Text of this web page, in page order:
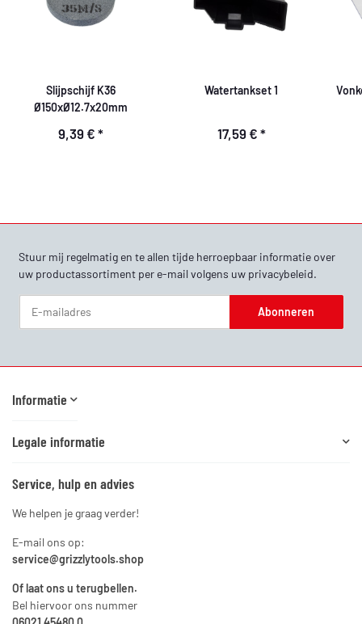
Slijpschijf K36
Ø150xØ12.7x20mm
9,39 € *
Watertankset 1
17,59 € *
Stuur mij regelmatig en te allen tijde herroepbaar informatie over
uw productassortiment per e-mail volgens uw privacybeleid.
Abonneren
Informatie
Legale informatie
Service, hulp en advies
We helpen je graag verder!
E-mail ons op:
service@grizzlytools.shop
Of laat ons u terugbellen.
Bel hiervoor ons nummer